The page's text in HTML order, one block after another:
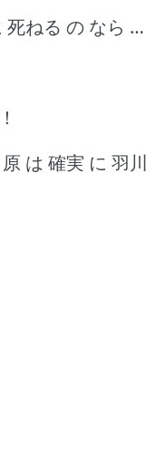
死ねる の なら …
は 確実 に 羽川